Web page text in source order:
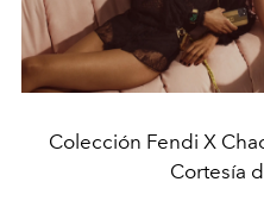
Colección Fendi X
Cortesía